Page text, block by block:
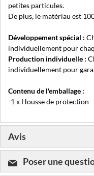
petites particules.
De plus, le matériau est
Développement spécial :
individuellement pour
Production individuelle :
individuellement pour
Contenu de l'emballage :
-1 x Housse de protection
Avis
Poser une